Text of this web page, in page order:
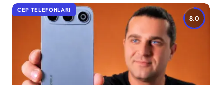
8.0
CEP TELEFONLARI